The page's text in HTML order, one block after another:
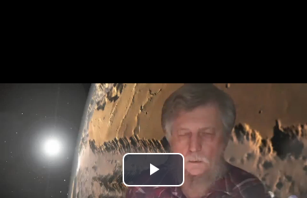
Воспроизвести